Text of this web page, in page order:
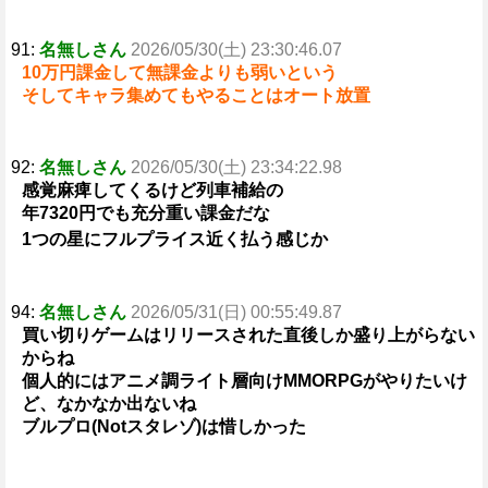
91: 名無しさん 2026/05/30(土) 23:30:46.07
10万円課金して無課金よりも弱いという
そしてキャラ集めてもやることはオート放置
92: 名無しさん 2026/05/30(土) 23:34:22.98
感覚麻痺してくるけど列車補給の
年7320円でも充分重い課金だな
1つの星にフルプライス近く払う感じか
94: 名無しさん 2026/05/31(日) 00:55:49.87
買い切りゲームはリリースされた直後しか盛り上がらない
からね
個人的にはアニメ調ライト層向けMMORPGがやりたいけ
ど、なかなか出ないね
ブルプロ(Notスタレゾ)は惜しかった